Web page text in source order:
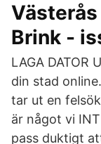
Brink -
LAGA DATOR
din stad
tar ut en
är något vi
pass duktigt